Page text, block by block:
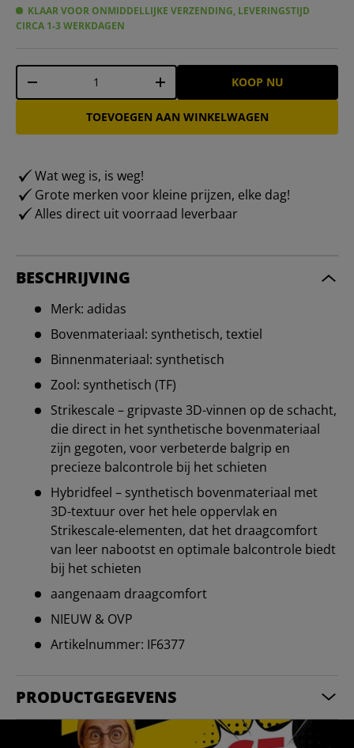
KLAAR VOOR ONMIDDELLIJKE VERZENDING, LEVERINGSTIJD
CIRCA 1-3 WERKDAGEN
Aantal
-
+ KOOP NU
TOEVOEGEN AAN WINKELWAGEN
Wat weg is, is weg!
Grote merken voor kleine prijzen, elke dag!
Alles direct uit voorraad leverbaar
BESCHRIJVING
Merk: adidas
Bovenmateriaal: synthetisch, textiel
Binnenmateriaal: synthetisch
Zool: synthetisch (TF)
Strikescale – gripvaste 3D-vinnen op de schacht,
die direct in het synthetische bovenmateriaal
zijn gegoten, voor verbeterde balgrip en
precieze balcontrole bij het schieten
Hybridfeel – synthetisch bovenmateriaal met
3D-textuur over het hele oppervlak en
Strikescale-elementen, dat het draagcomfort
van leer nabootst en optimale balcontrole biedt
bij het schieten
aangenaam draagcomfort
NIEUW & OVP
Artikelnummer: IF6377
PRODUCTGEGEVENS